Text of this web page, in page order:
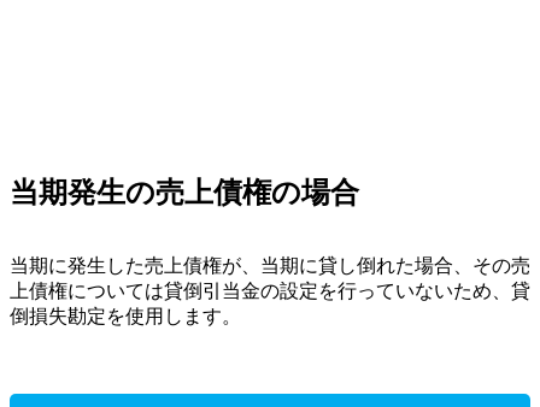
当期発生の売上債権の場合
当期に発生した売上債権が、当期に貸し倒れた場合、その売
上債権については貸倒引当金の設定を行っていないため、貸
倒損失勘定を使用します。